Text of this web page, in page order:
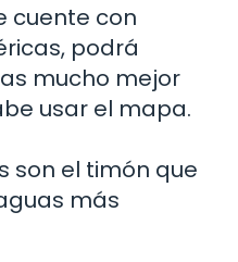
cuente con
podrá
mucho mejor
usar el mapa.
son el timón que
más